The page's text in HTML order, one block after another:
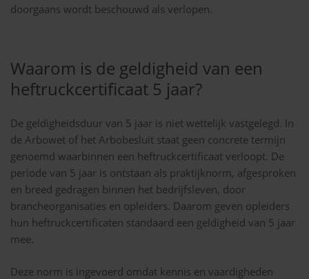
doorgaans wordt beschouwd als verlopen.
Waarom is de geldigheid van een
heftruckcertificaat 5 jaar?
De geldigheidsduur van 5 jaar is niet wettelijk vastgelegd. In
de Arbowet of het Arbobesluit staat geen concrete termijn
genoemd waarbinnen een heftruckcertificaat verloopt. De
periode van 5 jaar is ontstaan als praktijknorm, afgesproken
en breed gedragen binnen het bedrijfsleven, door
brancheorganisaties en opleiders. Daarom geven opleiders
hun heftruckcertificaten standaard een geldigheid van 5 jaar
mee.
Deze norm is ingevoerd omdat kennis en vaardigheden